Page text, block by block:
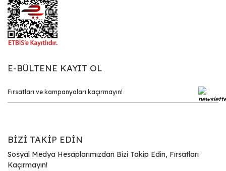
E-BÜLTENE KAYIT OL
BİZİ TAKİP EDİN
Sosyal Medya Hesaplarımızdan Bizi Takip Edin, Fırsatları
Kaçırmayın!